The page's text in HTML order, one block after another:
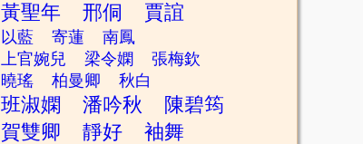
黃聖年
邢侗 賈誼
以藍 寄蓮
南鳳
上官婉兒
梁令嫻
張梅欽
曉瑤
柏曼卿 秋白
班淑嫻 潘吟秋
陳碧筠
賀雙卿
靜好 袖舞